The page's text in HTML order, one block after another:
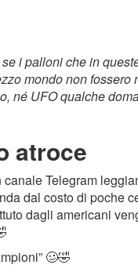
i palloni che in
mondo non fossero
né UFO qualche
atroce
canale Telegram
dal costo di poche
dagli americani
🥴🤣